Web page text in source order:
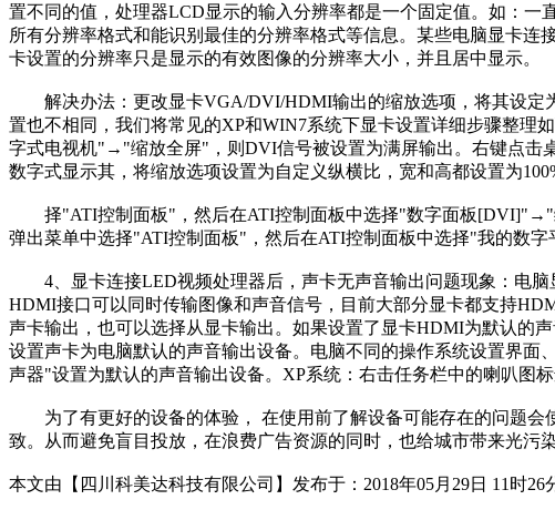
置不同的值，处理器LCD显示的输入分辨率都是一个固定值。如：
所有分辨率格式和能识别最佳的分辨率格式等信息。某些电脑显卡
卡设置的分辨率只是显示的有效图像的分辨率大小，并且居中显示。
解决办法：更改显卡VGA/DVI/HDMI输出的缩放选项，将其设定
置也不相同，我们将常见的XP和WIN7系统下显卡设置详细步骤整
字式电视机"→"缩放全屏"，则DVI信号被设置为满屏输出。右键点击
数字式显示其，将缩放选项设置为自定义纵横比，宽和高都设置为
择"ATI控制面板"，然后在ATI控制面板中选择"数字面板[DVI]"→"
弹出菜单中选择"ATI控制面板"，然后在ATI控制面板中选择"我的数
4、显卡连接LED视频处理器后，声卡无声音输出问题现象：电脑
HDMI接口可以同时传输图像和声音信号，目前大部分显卡都支持
声卡输出，也可以选择从显卡输出。如果设置了显卡HDMI为默认的
设置声卡为电脑默认的声音输出设备。电脑不同的操作系统设置界面
声器"设置为默认的声音输出设备。XP系统：右击任务栏中的喇叭图
为了有更好的设备的体验， 在使用前了解设备可能存在的问题会
致。从而避免盲目投放，在浪费广告资源的同时，也给城市带来光污
本文由【四川科美达科技有限公司】发布于：2018年05月29日 11时26